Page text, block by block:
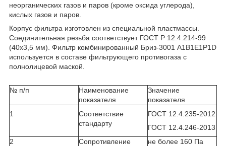
неорганических газов и паров (кроме оксида углерода),
кислых газов и паров.
Корпус фильтра изготовлен из специальной пластмассы.
Соединительная резьба соответствует ГОСТ Р 12.4.214-99
(40х3,5 мм). Фильтр комбинированный Бриз-3001 А1В1Е1Р1D
используется в составе фильтрующего противогаза с
полнолицевой маской.
№ п/п
Наименование
показателя
Значение
показателя
1
Соответствие
стандарту
ГОСТ 12.4.235-2012
ГОСТ 12.4.246-2013
2
Сопротивление
не более 160 Па